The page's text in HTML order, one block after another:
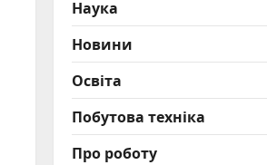
Наука
Новини
Освіта
Побутова техніка
Про роботу